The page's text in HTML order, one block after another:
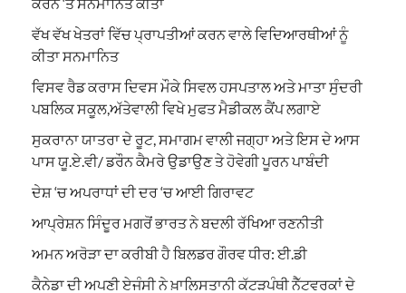
ਵੱਖ ਵੱਖ ਖੇਤਰਾਂ ਵਿੱਚ ਪ੍ਰਾਪਤੀਆਂ ਕਰਨ ਵਾਲੇ ਵਿਦਿਆਰਥੀਆਂ ਨੂੰ
ਕੀਤਾ ਸਨਮਾਨਿਤ
ਵਿਸਵ ਰੈਡ ਕਰਾਸ ਦਿਵਸ ਮੌਕੇ ਸਿਵਲ ਹਸਪਤਾਲ ਅਤੇ ਮਾਤਾ ਸੁੰਦਰੀ
ਪਬਲਿਕ ਸਕੂਲ,ਅੱਤੇਵਾਲੀ ਵਿਖੇ ਮੁਫਤ ਮੈਡੀਕਲ ਕੈਂਪ ਲਗਾਏ
ਸੁਕਰਾਨਾ ਯਾਤਰਾ ਦੇ ਰੂਟ, ਸਮਾਗਮ ਵਾਲੀ ਜਗ੍ਹਾ ਅਤੇ ਇਸ ਦੇ ਆਸ
ਪਾਸ ਯੂ.ਏ.ਵੀ/ ਡਰੌਨ ਕੈਮਰੇ ਉਡਾਉਣ ਤੇ ਹੋਵੇਗੀ ਪੂਰਨ ਪਾਬੰਦੀ
ਦੇਸ਼ ‘ਚ ਅਪਰਾਧਾਂ ਦੀ ਦਰ ‘ਚ ਆਈ ਗਿਰਾਵਟ
ਆਪ੍ਰੇਸ਼ਨ ਸਿੰਦੂਰ ਮਗਰੋਂ ਭਾਰਤ ਨੇ ਬਦਲੀ ਰੱਖਿਆ ਰਣਨੀਤੀ
ਅਮਨ ਅਰੋੜਾ ਦਾ ਕਰੀਬੀ ਹੈ ਬਿਲਡਰ ਗੌਰਵ ਧੀਰ: ਈ.ਡੀ
ਕੈਨੇਡਾ ਦੀ ਅਪਣੀ ਏਜੰਸੀ ਨੇ ਖ਼ਾਲਿਸਤਾਨੀ ਕੱਟੜਪੰਥੀ ਨੈੱਟਵਰਕਾਂ ਦੇ